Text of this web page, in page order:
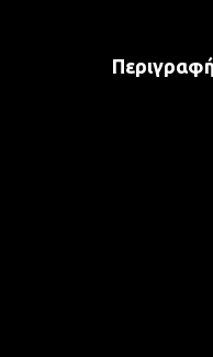
Περιγραφή